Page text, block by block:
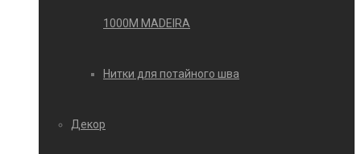
1000М MADEIRA
Нитки для потайного шва
Декор